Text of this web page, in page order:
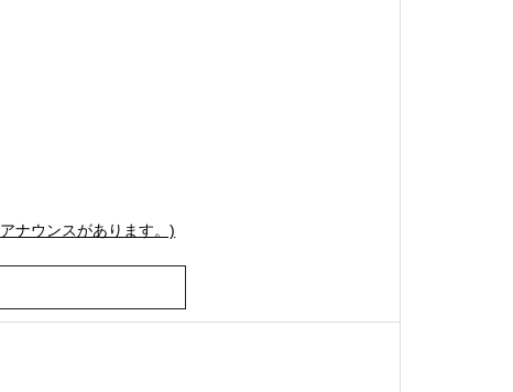
ナウンスがあります。)